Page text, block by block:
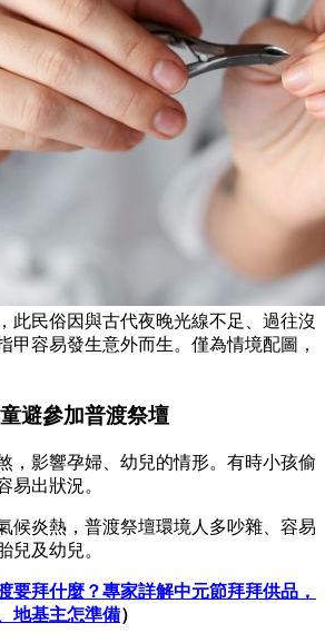
此民俗因與古代夜晚光線不足、過往沒
甲容易發生意外而生。僅為情境配圖，
避參加普渡祭壇
，影響孕婦、幼兒的情形。有時小孩偷
易出狀況。
候炎熱，普渡祭壇環境人多吵雜、容易
兒及幼兒。
要拜什麼？專家詳解中元節拜拜供品，
地基主怎準備）